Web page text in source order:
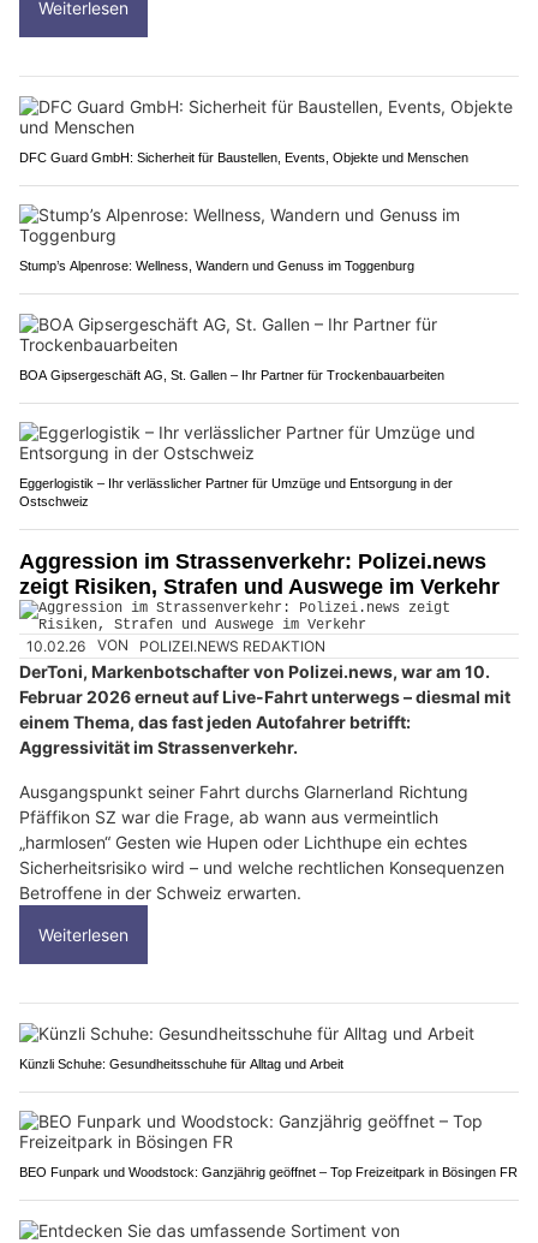
Weiterlesen
DFC Guard GmbH: Sicherheit für Baustellen, Events, Objekte und Menschen
Stump’s Alpenrose: Wellness, Wandern und Genuss im Toggenburg
BOA Gipsergeschäft AG, St. Gallen – Ihr Partner für Trockenbauarbeiten
Eggerlogistik – Ihr verlässlicher Partner für Umzüge und Entsorgung in der
Ostschweiz
Aggression im Strassenverkehr: Polizei.news
zeigt Risiken, Strafen und Auswege im Verkehr
10.02.26 VON POLIZEI.NEWS REDAKTION
DerToni, Markenbotschafter von Polizei.news, war am 10.
Februar 2026 erneut auf Live-Fahrt unterwegs – diesmal mit
einem Thema, das fast jeden Autofahrer betrifft:
Aggressivität im Strassenverkehr.
Ausgangspunkt seiner Fahrt durchs Glarnerland Richtung
Pfäffikon SZ war die Frage, ab wann aus vermeintlich
„harmlosen“ Gesten wie Hupen oder Lichthupe ein echtes
Sicherheitsrisiko wird – und welche rechtlichen Konsequenzen
Betroffene in der Schweiz erwarten.
Weiterlesen
Künzli Schuhe: Gesundheitsschuhe für Alltag und Arbeit
BEO Funpark und Woodstock: Ganzjährig geöffnet – Top Freizeitpark in Bösingen FR